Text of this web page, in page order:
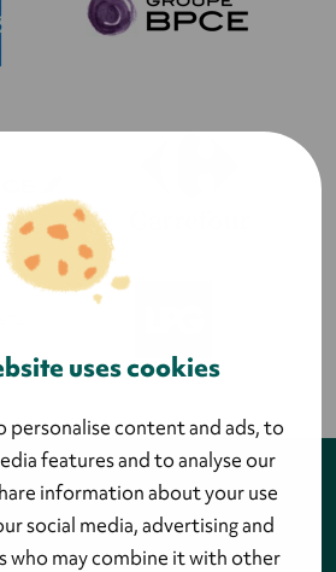
uses cookies
personalise content and ads, to
features and to analyse our
information about your use
social media, advertising and
who may combine it with other